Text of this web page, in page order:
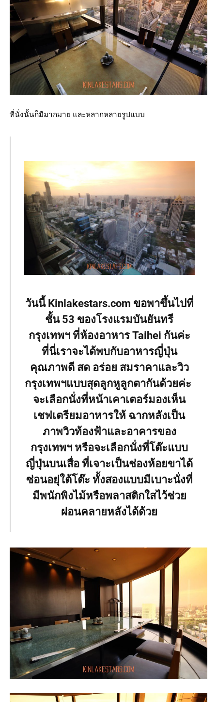
ที่นั่งนั้นก็มีมากมาย และหลากหลายรูปแบบ
วันนี้ Kinlakestars.com ขอพาขึ้นไปที่
ชั้น 53 ของโรงแรมบันยันทรี
กรุงเทพฯ ที่ห้องอาหาร Taihei กันค่ะ
ที่นี่เราจะได้พบกับอาหารญี่ปุ่น
คุณภาพดี สด อร่อย สมราคาและวิว
กรุงเทพฯแบบสุดลูกหูลูกตากันด้วยค่ะ
จะเลือกนั่งที่หน้าเคาเตอร์มองเห็น
เชฟเตรียมอาหารให้ ฉากหลังเป็น
ภาพวิวท้องฟ้าและอาคารของ
กรุงเทพฯ หรือจะเลือกนั่งที่โต๊ะแบบ
ญี่ปุ่นบนเสื่อ ที่เจาะเป็นช่องห้อยขาได้
ซ่อนอยุ่ใต้โต๊ะ ทั้งสองแบบมีเบาะนั่งที่
มีพนักพิงไม้หรือพลาสติกใสไว้ช่วย
ผ่อนคลายหลังได้ด้วย